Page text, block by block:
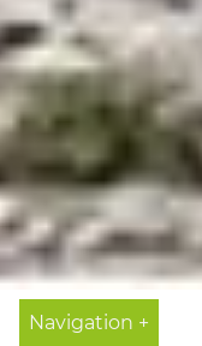
Navigation +